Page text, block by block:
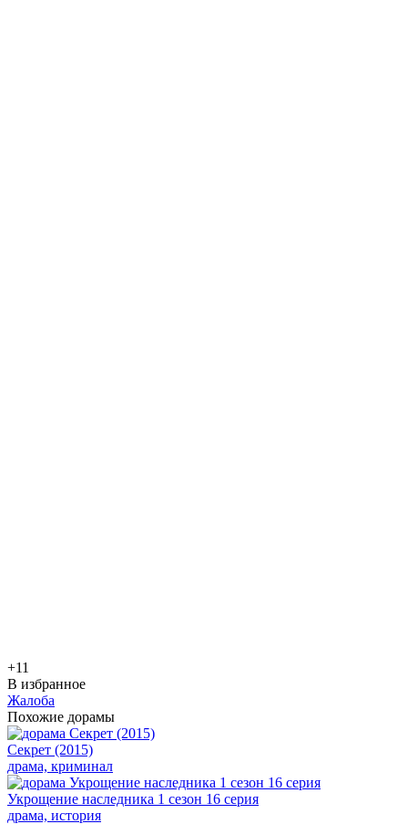
+11
В избранное
Жалоба
Похожие дорамы
Секрет (2015)
драма, криминал
Укрощение наследника 1 сезон 16 серия
драма, история